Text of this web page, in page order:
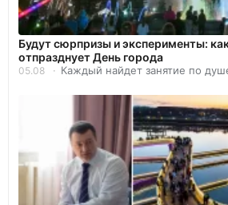
Будут сюрпризы и эксперименты:
отпразднует День города
05.08 Каждый найдет занятие по